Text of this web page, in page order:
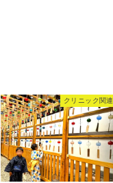
クリニック関連